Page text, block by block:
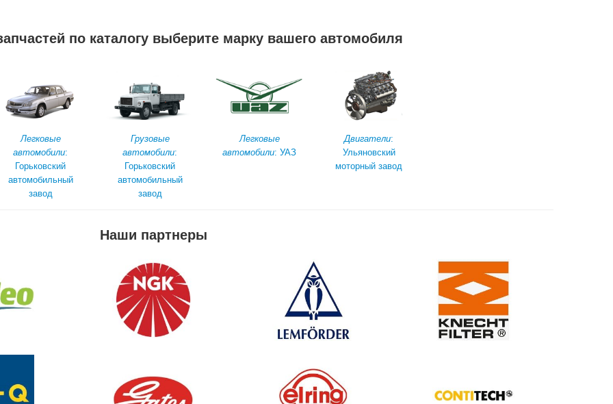
по каталогу выберите марку вашего автомобиля
Легковые
автомобили:
Горьковский
автомобильный
завод
Грузовые
автомобили:
Горьковский
автомобильный
завод
Легковые
автомобили: УАЗ
Двигатели:
Ульяновский
моторный завод
Наши партнеры